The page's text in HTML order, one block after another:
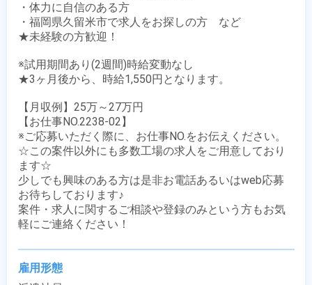
・体力に自信のある方
・福岡県久留米市で求人をお探しの方　など
★未経験の方歓迎！
※試用期間あり(2週間)時給変動なし
★3ヶ月後から、時給1,550円となります。
【月収例】25万～27万円
【お仕事NO.2238-02】
※ご応募いただく際に、お仕事NO.をお伝えください。
☆この案件以外にも多数工場の求人をご用意しており
ます☆
少しでも興味のある方は是非お電話あるいはweb応募
お待ちしております♪
案件・求人に関するご相談や登録のみという方もお気
軽にご連絡ください！
雇用形態